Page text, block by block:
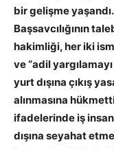
bir gelişme
Başsavcılığının
hakimliği, her iki
ve “adil
yurt dışına çıkış
alınmasına
ifadelerinde iş
dışına seyahat